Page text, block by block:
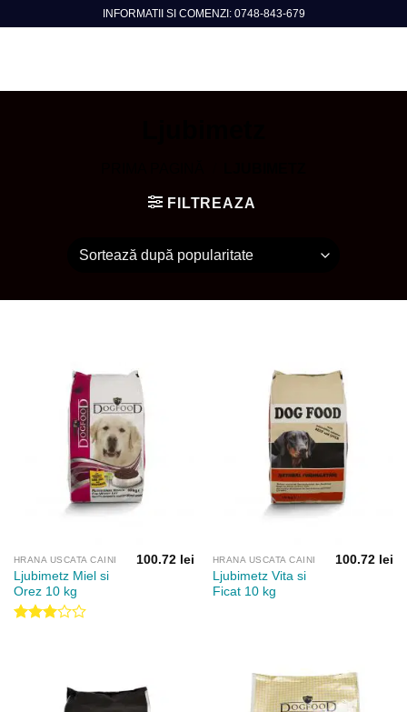
INFORMATII SI COMENZI: 0748-843-679
FILTREAZA
HRANA USCATA CAINI
Ljubimetz Miel si
Orez 10 kg
100.72 lei HRANA USCATA CAINI
Ljubimetz Vita si
Ficat 10 kg
100.72 lei